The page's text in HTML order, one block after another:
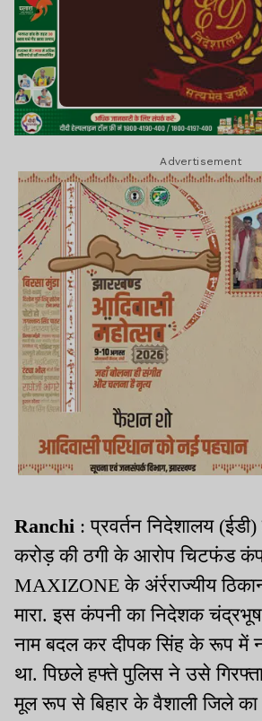
Advertisement
Ranchi : प्रवर्तन निदेशालय
करोड़ की ठगी के आरोप चिटफंड
MAXIZONE के अंर्रराज्यीय
मारा. इस कंपनी का निदेशक
नाम बदल कर दीपक सिंह के रूप में
था. पिछले हफ्ते पुलिस ने उसे
मूल रूप से बिहार के वैशाली जिले का